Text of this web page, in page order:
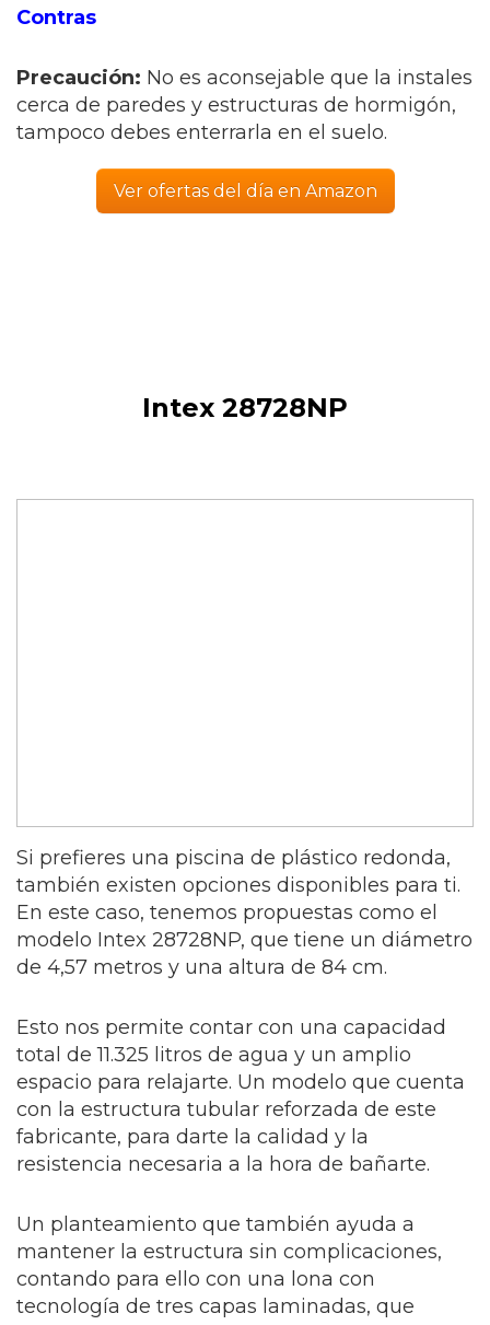
Contras
Precaución: No es aconsejable que la instales
cerca de paredes y estructuras de hormigón,
tampoco debes enterrarla en el suelo.
Ver ofertas del día en Amazon
Intex 28728NP
Si prefieres una piscina de plástico redonda,
también existen opciones disponibles para ti.
En este caso, tenemos propuestas como el
modelo Intex 28728NP, que tiene un diámetro
de 4,57 metros y una altura de 84 cm.
Esto nos permite contar con una capacidad
total de 11.325 litros de agua y un amplio
espacio para relajarte. Un modelo que cuenta
con la estructura tubular reforzada de este
fabricante, para darte la calidad y la
resistencia necesaria a la hora de bañarte.
Un planteamiento que también ayuda a
mantener la estructura sin complicaciones,
contando para ello con una lona con
tecnología de tres capas laminadas, que